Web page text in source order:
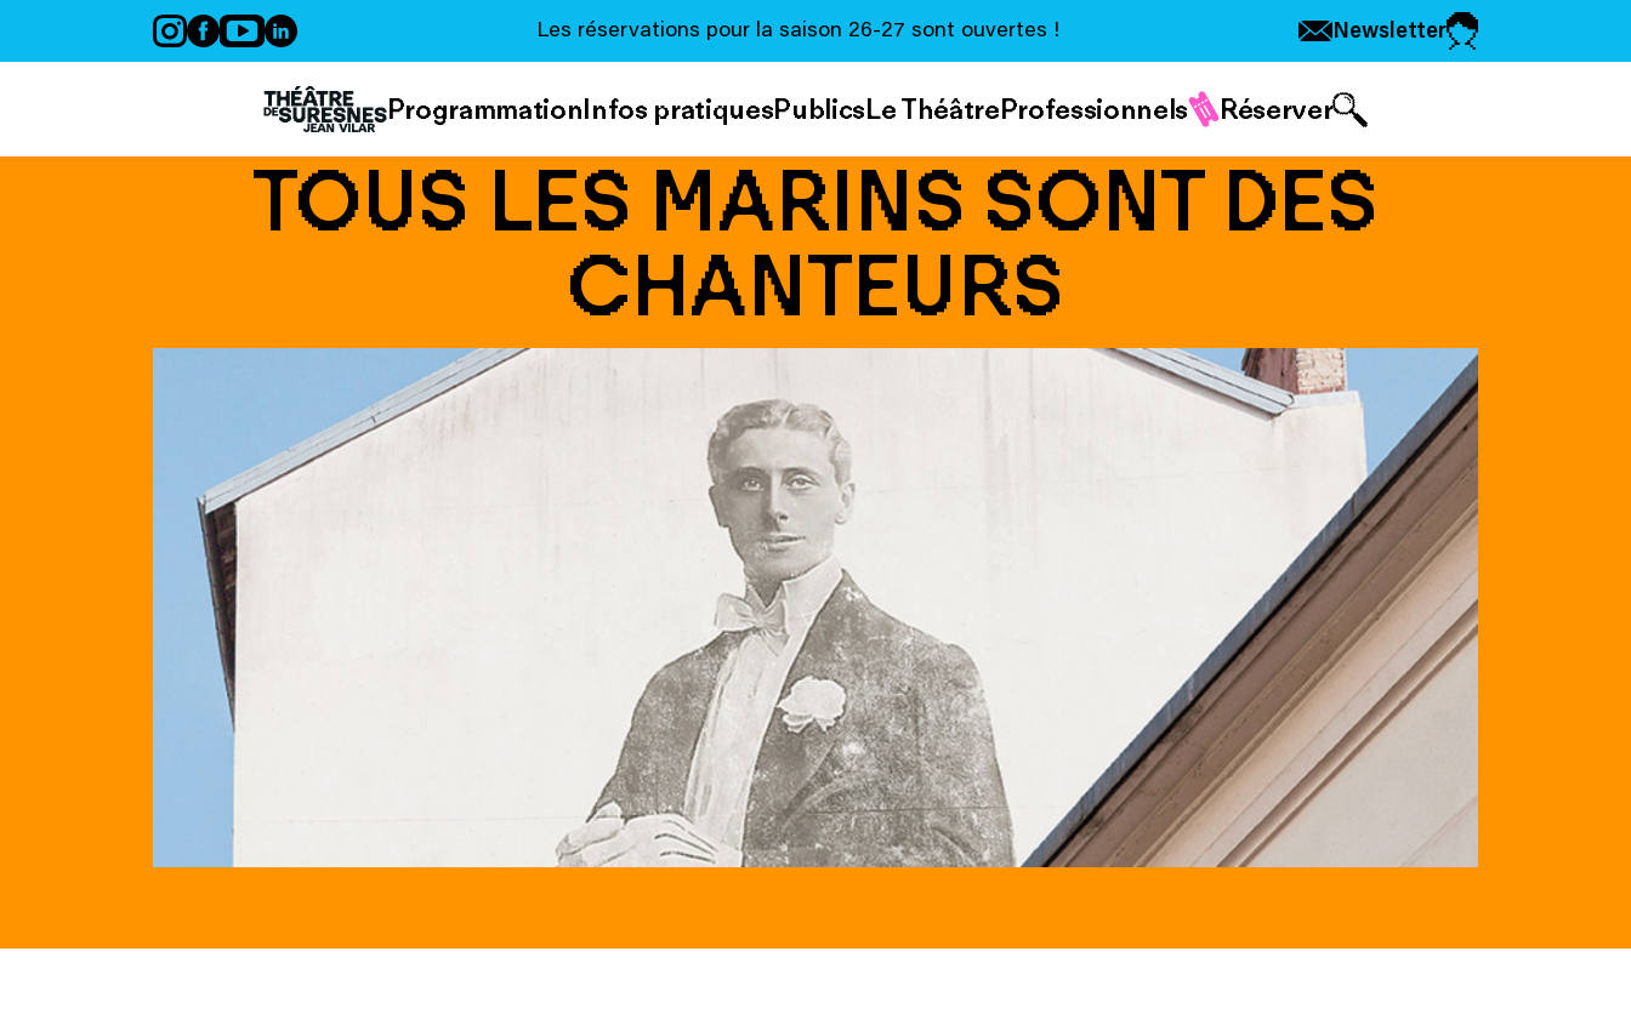
Les réservations pour la saison 26-27 sont ouvertes ! Newsletter
ProgrammationInfos pratiquesPublicsLe ThéâtreProfessionnels Réserver
TOUS LES MARINS SONT DES
CHANTEURS
Panneau de gestion des cookies